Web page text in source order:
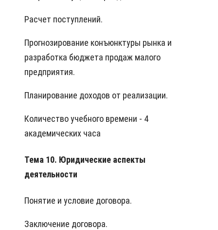
Расчет поступлений.
Прогнозирование конъюнктуры рынка и
разработка бюджета продаж малого
предприятия.
Планирование доходов от реализации.
Количество учебного времени - 4
академических часа
Тема 10. Юридические аспекты
деятельности
Понятие и условие договора.
Заключение договора.